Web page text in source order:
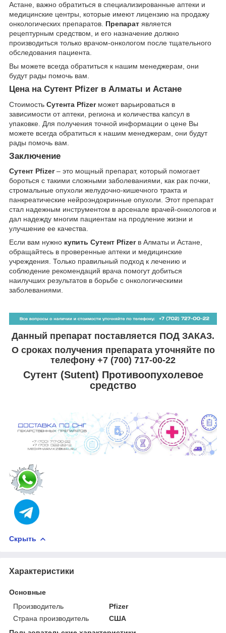
Астане, важно обратиться в специализированные аптеки и
медицинские центры, которые имеют лицензию на продажу
онкологических препаратов. Препарат является
рецептурным средством, и его назначение должно
производиться только врачом-онкологом после тщательного
обследования пациента.
Вы можете всегда обратиться к нашим менеджерам, они
будут рады помочь вам.
Цена на Сутент Pfizer в Алматы и Астане
Стоимость Сутента Pfizerможет варьироваться в
зависимости от аптеки, региона и количества капсул в
упаковке. Для получения точной информации о цене Вы
можете всегда обратиться к нашим менеджерам, они будут
рады помочь вам.
Заключение
Сутент Pfizer– это мощный препарат, который помогает
бороться с такими сложными заболеваниями, как рак почки,
стромальные опухоли желудочно-кишечного тракта и
панкреатические нейроэндокринные опухоли. Этот препарат
стал надежным инструментом в арсенале врачей-онкологов и
дал надежду многим пациентам на продление жизни и
улучшение ее качества.
Если вам нужно купить Сутент Pfizerв Алматы и Астане,
обращайтесь в проверенные аптеки и медицинские
учреждения. Только правильный подход к лечению и
соблюдение рекомендаций врача помогут добиться
наилучших результатов в борьбе с онкологическими
заболеваниями.
Данный препарат поставляется ПОД ЗАКАЗ.
О сроках получения препарата уточняйте по
телефону +7 (700) 717-00-22
Сутент (Sutent) Противоопухолевое
средство
Скрыть
Характеристики
Основные
Производитель
Pfizer
Страна производитель
США